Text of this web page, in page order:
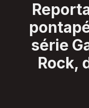
série
Rock,